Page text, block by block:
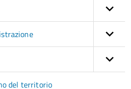
del territorio